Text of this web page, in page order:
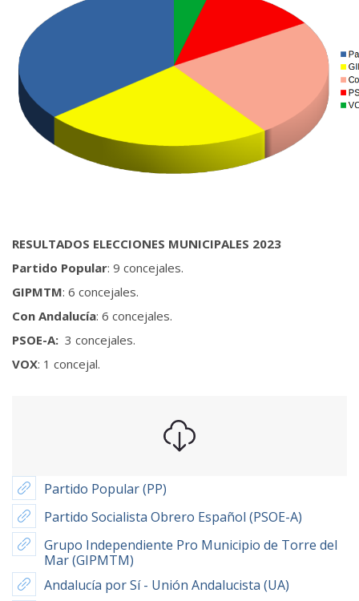
RESULTADOS ELECCIONES MUNICIPALES 2023
Partido Popular: 9 concejales.
GIPMTM: 6 concejales.
Con Andalucía: 6 concejales.
PSOE-A: 3 concejales.
VOX: 1 concejal.
Partido Popular (PP)
Partido Socialista Obrero Español (PSOE-A)
Grupo Independiente Pro Municipio de Torre del
Mar (GIPMTM)
Andalucía por Sí - Unión Andalucista (UA)